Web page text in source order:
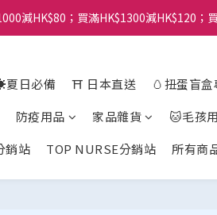
減HK$80；買滿HK$1300減HK$120；
日必備 ⛩️ 日本直送
🥚扭蛋盲盒
防疫用品 家品雜貨 🐱毛孩
銷站 TOP NURSE分銷站 所有商